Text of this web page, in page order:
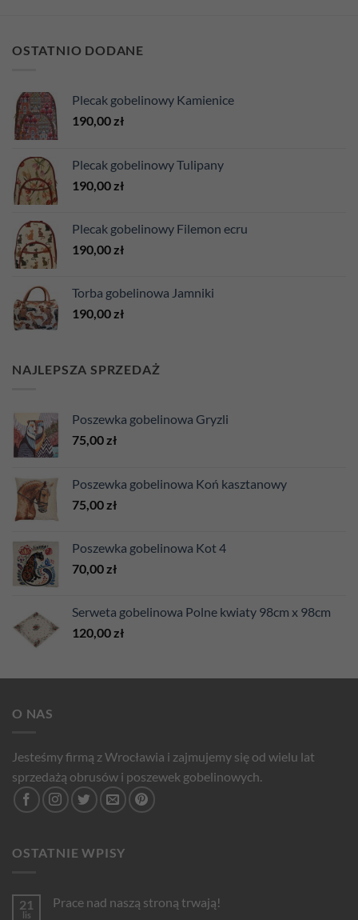
OSTATNIO DODANE
Plecak gobelinowy Kamienice
190,00 zł
Plecak gobelinowy Tulipany
190,00 zł
Plecak gobelinowy Filemon ecru
190,00 zł
Torba gobelinowa Jamniki
190,00 zł
NAJLEPSZA SPRZEDAŻ
Poszewka gobelinowa Gryzli
75,00 zł
Poszewka gobelinowa Koń kasztanowy
75,00 zł
Poszewka gobelinowa Kot 4
70,00 zł
Serweta gobelinowa Polne kwiaty 98cm x 98cm
120,00 zł
O NAS
Jesteśmy firmą z Wrocławia i zajmujemy się od wielu lat
sprzedażą obrusów i poszewek gobelinowych.
OSTATNIE WPISY
21
lis
Prace nad naszą stroną trwają!